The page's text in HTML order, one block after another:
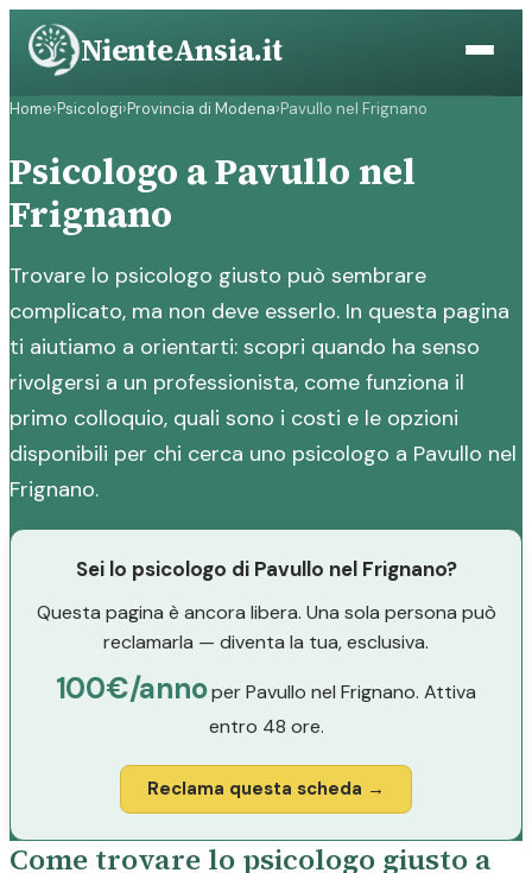
Vai
contenuto
NienteAnsia.it
Home›Psicologi›Provincia di Modena›Pavullo nel Frignano
Psicologo a Pavullo nel
Frignano
Trovare lo psicologo giusto può sembrare
complicato, ma non deve esserlo. In questa pagina
ti aiutiamo a orientarti: scopri quando ha senso
rivolgersi a un professionista, come funziona il
primo colloquio, quali sono i costi e le opzioni
disponibili per chi cerca uno psicologo a Pavullo nel
Frignano.
Sei lo psicologo di Pavullo nel Frignano?
Questa pagina è ancora libera. Una sola persona può
reclamarla — diventa la tua, esclusiva.
100€/annoper Pavullo nel Frignano. Attiva
entro 48 ore.
Reclama questa scheda →
Come trovare lo psicologo giusto a